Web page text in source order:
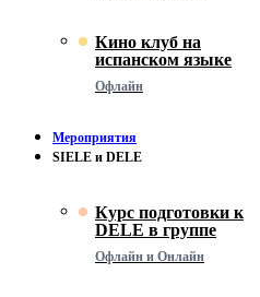
Кино клуб на
испанском языке
Офлайн
Мероприятия
SIELE и DELE
Курс подготовки к
DELE в группе
Офлайн и Онлайн